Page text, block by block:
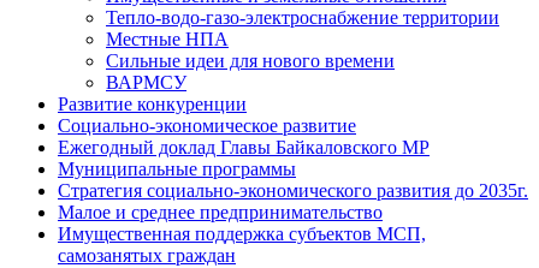
Тепло-водо-газо-электроснабжение территории
Местные НПА
Сильные идеи для нового времени
ВАРМСУ
Развитие конкуренции
Социально-экономическое развитие
Ежегодный доклад Главы Байкаловского МР
Муниципальные программы
Стратегия социально-экономического развития до 2035г.
Малое и среднее предпринимательство
Имущественная поддержка субъектов МСП,
самозанятых граждан